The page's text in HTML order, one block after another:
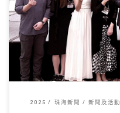
本校新聞及傳播學系學 […]
2025 珠海新聞 新聞及活動